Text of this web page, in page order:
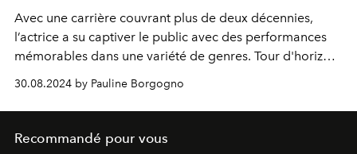
Avec une carrière couvrant plus de deux décennies,
l’actrice a su captiver le public avec des performances
mémorables dans une variété de genres. Tour d'horizon
lumière son talent unique et sa polyvalence.
30.08.2024 by Pauline Borgogno
Recommandé pour vous